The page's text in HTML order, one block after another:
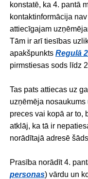
konstatē, ka 4. pantā
kontaktinformācija
attiecīgajam
Tām ir arī tiesības
apakšpunkts Regulā
pirmstiesas sods līdz
Tas pats attiecas uz
uzņēmēja
preces vai kopā ar to,
atklāj, ka tā ir
norādītajā adresē
Prasība norādīt 4.
personas) vārdu un